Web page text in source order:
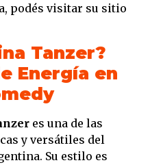
podés visitar su sitio
Tanzer?
Energía en
es una de las
y versátiles del
Su estilo es